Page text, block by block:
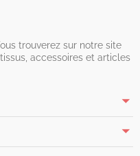
trouverez sur notre site
accessoires et articles